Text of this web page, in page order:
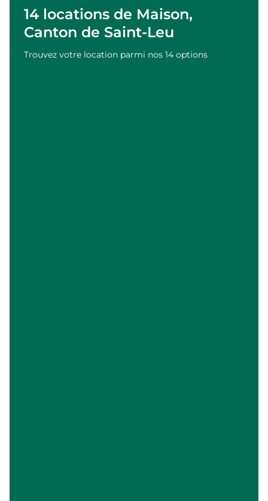
14 locations de Maison,
Canton de Saint-Leu
Trouvez votre location parmi nos 14 options